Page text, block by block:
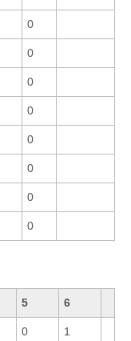
0
0
0
0
0
0
0
0
5 6
0 1